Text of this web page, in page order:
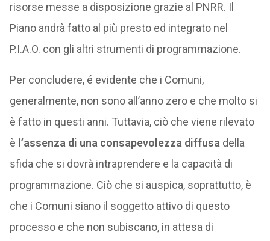
risorse messe a disposizione grazie al PNRR. Il
Piano andrà fatto al più presto ed integrato nel
P.I.A.O. con gli altri strumenti di programmazione.
Per concludere, é evidente che i Comuni,
generalmente, non sono all’anno zero e che molto si
è fatto in questi anni. Tuttavia, ciò che viene rilevato
è l’assenza di una consapevolezza diffusa della
sfida che si dovrà intraprendere e la capacità di
programmazione. Ciò che si auspica, soprattutto, è
che i Comuni siano il soggetto attivo di questo
processo e che non subiscano, in attesa di